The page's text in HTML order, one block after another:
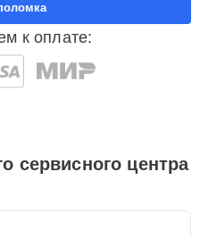
к оплате:
сервисного центра